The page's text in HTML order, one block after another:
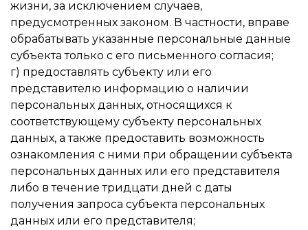
жизни, за исключением случаев,
предусмотренных законом. В частности, вправе
обрабатывать указанные персональные данные
субъекта только с его письменного согласия;
г) предоставлять субъекту или его
представителю информацию о наличии
персональных данных, относящихся к
соответствующему субъекту персональных
данных, а также предоставить возможность
ознакомления с ними при обращении субъекта
персональных данных или его представителя
либо в течение тридцати дней с даты
получения запроса субъекта персональных
данных или его представителя;